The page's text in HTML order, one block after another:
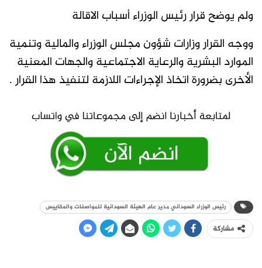
ولم يوضح قرار رئيس الوزراء أسباب الاقالة
ووجه القرار وزارات شؤون مجلس الوزراء والمالية وتنمية
الموارد البشرية والرعاية الاجتماعية والجهات المعنية
الأخرى بضرورة اتخاذ الإجراءات اللازمة لتنفيذ هذا القرار .
رئيس الوزراء السوداني مدير عام الهيئة السودانية للمواصفات والمقاييس
مشاركة